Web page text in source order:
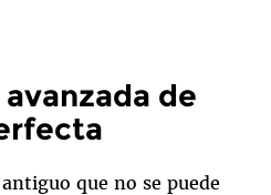
de
que no se puede